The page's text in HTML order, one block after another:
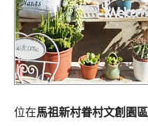
位在馬祖新村眷村文創園區